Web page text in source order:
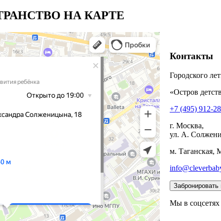
НА КАРТЕ
Контакты
Городского
«Остров
+7 (495) 912-
г. Москва,
ул. А.
м. Таганская,
Мы в соцсетях